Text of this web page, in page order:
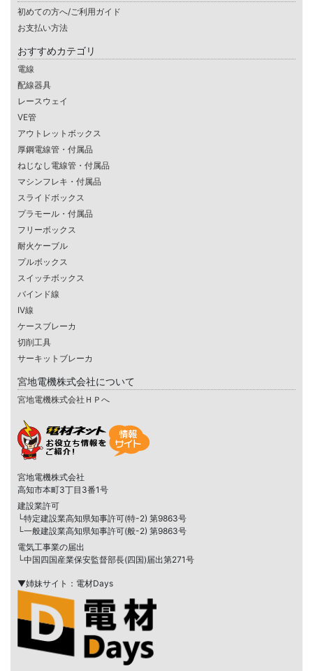
初めての方へ/ご利用ガイド
お支払い方法
おすすめカテゴリ
電線
配線器具
レースウェイ
VE管
アウトレットボックス
厚鋼電線管・付属品
ねじなし電線管・付属品
マシンフレキ・付属品
スライドボックス
プラモール・付属品
フリーボックス
耐火ケーブル
プルボックス
スイッチボックス
バインド線
IV線
ケースブレーカ
切削工具
サーキットブレーカ
宮地電機株式会社について
宮地電機株式会社ＨＰへ
宮地電機株式会社
高知市本町3丁目3番1号
建設業許可
└特定建設業高知県知事許可(特-2) 第9863号
└一般建設業高知県知事許可(般-2) 第9863号
電気工事業の届出
└中国四国産業保安監督部長(四国)届出第271号
▼姉妹サイト：電材Days